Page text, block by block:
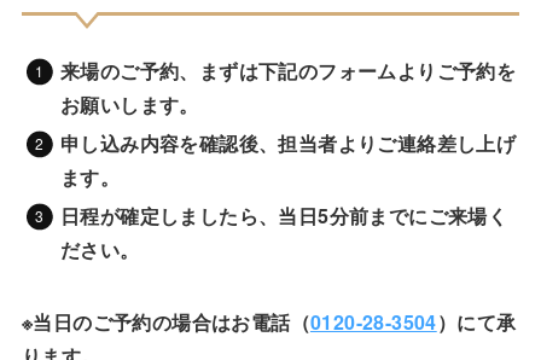
来場のご予約、まずは下記のフォームよりご予約を
お願いします。
申し込み内容を確認後、担当者よりご連絡差し上げ
ます。
日程が確定しましたら、 当日5分前までにご来場く
ださい。
※当日のご予約の場合はお電話（0120-28-3504）にて承